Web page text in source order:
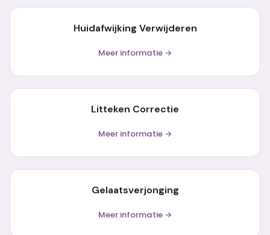
Huidafwijking Verwijderen
Meer informatie →
Litteken Correctie
Meer informatie →
Gelaatsverjonging
Meer informatie →